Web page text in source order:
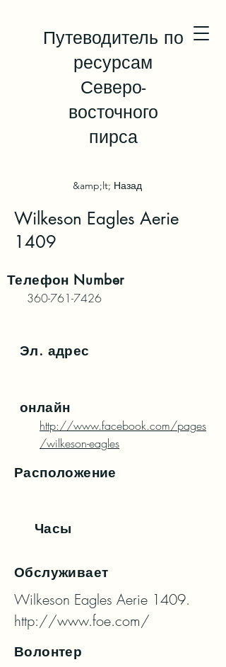
Путеводитель по
ресурсам
Северо-
восточного
пирса
&amp;lt; Назад
Wilkeson Eagles Aerie
1409
Телефон Number
360-761-7426
Эл. адрес
онлайн
http://www.facebook.com/pages
/wilkeson-eagles
Расположение
Часы
Обслуживает
Wilkeson Eagles Aerie 1409.
http://www.foe.com/
Волонтер